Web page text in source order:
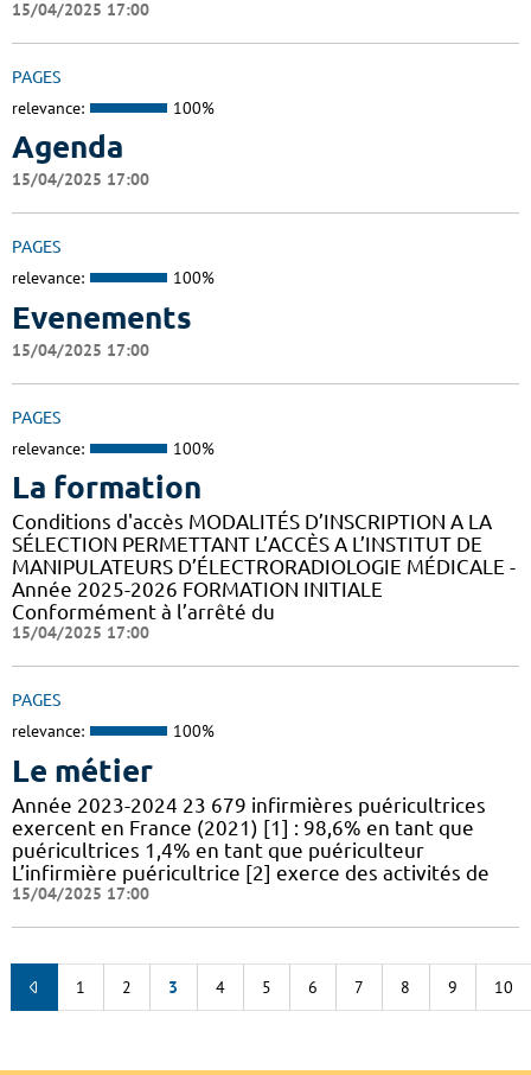
15/04/2025 17:00
PAGES
relevance: 100%
Agenda
15/04/2025 17:00
PAGES
relevance: 100%
Evenements
15/04/2025 17:00
PAGES
relevance: 100%
La formation
Conditions d'accès MODALITÉS D’INSCRIPTION A LA
SÉLECTION PERMETTANT L’ACCÈS A L’INSTITUT DE
MANIPULATEURS D’ÉLECTRORADIOLOGIE MÉDICALE -
Année 2025-2026 FORMATION INITIALE
Conformément à l’arrêté du
15/04/2025 17:00
PAGES
relevance: 100%
Le métier
Année 2023-2024 23 679 infirmières puéricultrices
exercent en France (2021) [1] : 98,6% en tant que
puéricultrices 1,4% en tant que puériculteur
L’infirmière puéricultrice [2] exerce des activités de
15/04/2025 17:00
1 2 3 4 5 6 7 8 9 10